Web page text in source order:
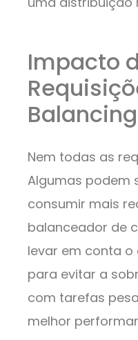
Impacto
Balancing
Nem todas as
Algumas podem
consumir mais
balanceador de
levar em conta
para evitar a
com tarefas
melhor